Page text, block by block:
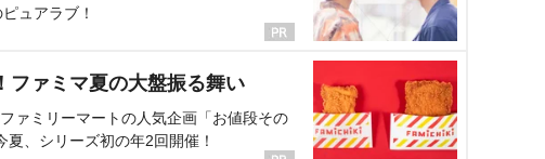
ュアラブ！
ファミマ夏の大盤振る舞い
ァミリーマートの人気企画「お値段その
、シリーズ初の年2回開催！